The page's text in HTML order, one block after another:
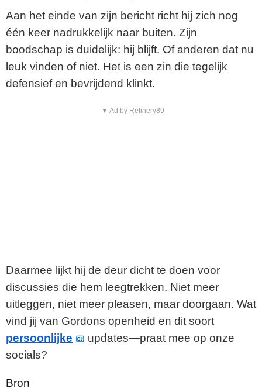
Aan het einde van zijn bericht richt hij zich nog
één keer nadrukkelijk naar buiten. Zijn
boodschap is duidelijk: hij blijft. Of anderen dat nu
leuk vinden of niet. Het is een zin die tegelijk
defensief en bevrijdend klinkt.
▼ Ad by Refinery89
Daarmee lijkt hij de deur dicht te doen voor
discussies die hem leegtrekken. Niet meer
uitleggen, niet meer pleasen, maar doorgaan. Wat
vind jij van Gordons openheid en dit soort
persoonlijke
updates—praat mee op onze
socials?
Bron